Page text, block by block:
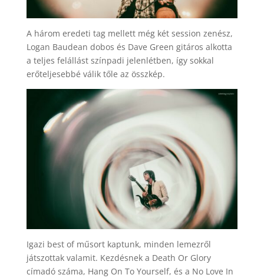
A három eredeti tag mellett még két session zenész,
Logan Baudean dobos és Dave Green gitáros alkotta
a teljes felállást színpadi jelenlétben, így sokkal
erőteljesebbé válik tőle az összkép.
Igazi best of műsort kaptunk, minden lemezről
játszottak valamit. Kezdésnek a Death Or Glory
címadó száma, Hang On To Yourself, és a No Love In